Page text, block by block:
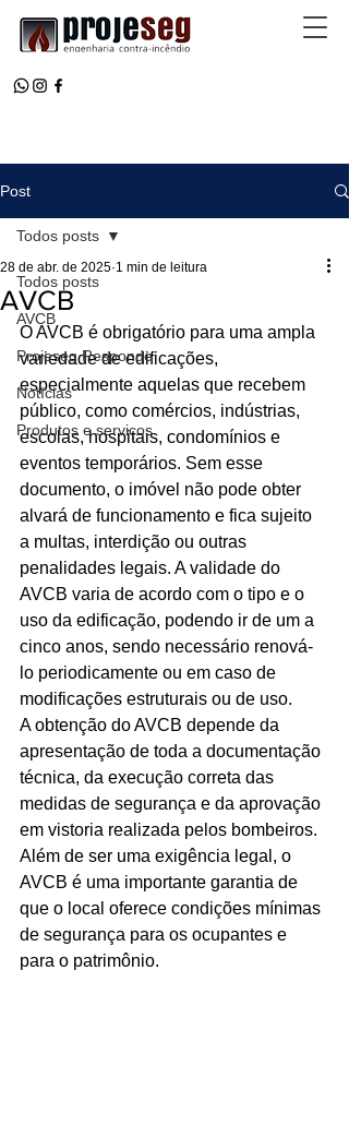
Ligações de 8h as 17h
WhatsApp de 8h as 12h
Siga nosso facebook
E também nosso instagram
Post
Todos posts
AVCB
Projeseg Responde
Notícias
Produtos e serviços
Todos posts
AVCB
28 de abr. de 2025 1 min de leitura
O AVCB é obrigatório para uma ampla
variedade de edificações,
especialmente aquelas que recebem
público, como comércios, indústrias,
escolas, hospitais, condomínios e
eventos temporários. Sem esse
documento, o imóvel não pode obter
alvará de funcionamento e fica sujeito
a multas, interdição ou outras
penalidades legais. A validade do
AVCB varia de acordo com o tipo e o
uso da edificação, podendo ir de um a
cinco anos, sendo necessário renová-
lo periodicamente ou em caso de
modificações estruturais ou de uso.
A obtenção do AVCB depende da
apresentação de toda a documentação
técnica, da execução correta das
medidas de segurança e da aprovação
em vistoria realizada pelos bombeiros.
Além de ser uma exigência legal, o
AVCB é uma importante garantia de
que o local oferece condições mínimas
de segurança para os ocupantes e
para o patrimônio.